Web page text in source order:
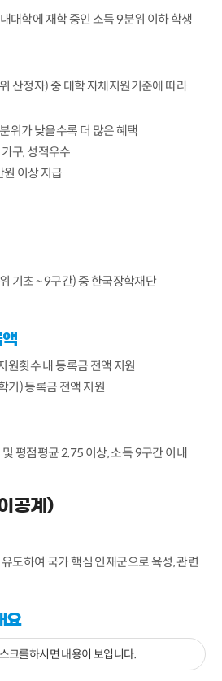
대학에 재학 중인 소득 9분위 이하 학생
산정자) 중 대학 자체지원기준에 따라
위가 낮을수록 더 많은 혜택
구, 성적우수
이상 지급
기초 ~ 9구간) 중 한국장학재단
원횟수 내 등록금 전액 지원
기) 등록금 전액 지원
평점평균 2.75 이상, 소득 9구간 이내
공계)
도하여 국가 핵심 인재군으로 육성, 관련
요
크롤하시면 내용이 보입니다.